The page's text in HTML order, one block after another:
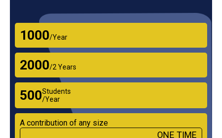
₹1000/Year
₹2000/2 Years
₹500Students
/Year
A contribution of any size
ONE TIME